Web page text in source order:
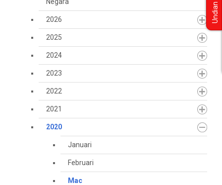
2026
2025
2024
2023
2022
2021
2020
Januari
Februari
Mac
Undian